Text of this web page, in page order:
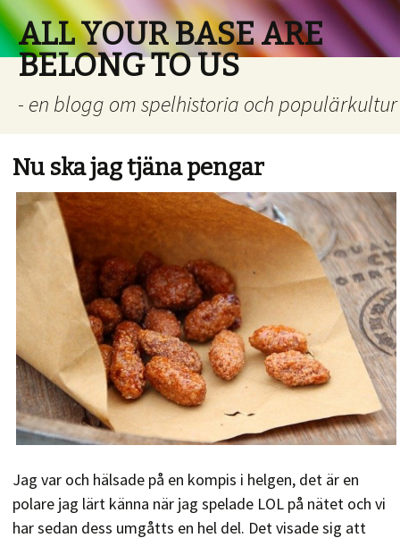
ALL YOUR BASE ARE
BELONG TO US
- en blogg om spelhistoria och populärkultur
Nu ska jag tjäna pengar
Jag var och hälsade på en kompis i helgen, det är en
polare jag lärt känna när jag spelade LOL på nätet och vi
har sedan dess umgåtts en hel del. Det visade sig att